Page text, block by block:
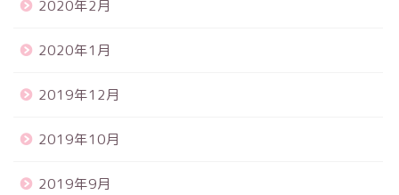
2020年2月
2020年1月
2019年12月
2019年10月
2019年9月